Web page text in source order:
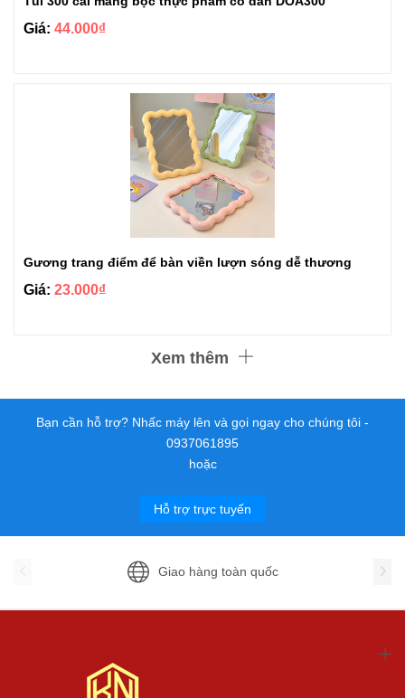
Giá: 44.000₫
Gương trang điểm để bàn viền lượn sóng dễ thương
Giá: 23.000₫
Xem thêm
Bạn cần hỗ trợ? Nhấc máy lên và gọi ngay cho chúng tôi -
0937061895
hoặc
Hỗ trợ trực tuyến
Giao hàng toàn quốc